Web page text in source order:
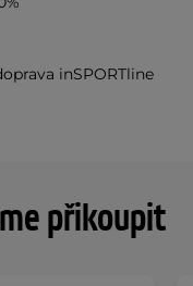
inSPORTline
přikoupit